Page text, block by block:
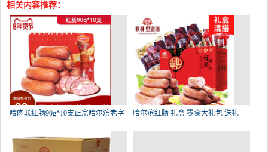
相关内容推荐：
哈肉联红肠90g*10支正宗哈尔滨老字 哈尔滨红肠 礼盒 零食大礼包 送礼